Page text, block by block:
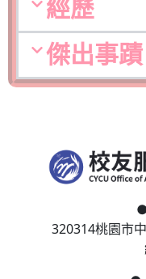
經歷
傑出事蹟
320314桃園市